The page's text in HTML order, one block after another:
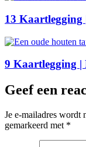
13
9 Kaartlegging |
Geef een
Je e-mailadres wordt
gemarkeerd met *